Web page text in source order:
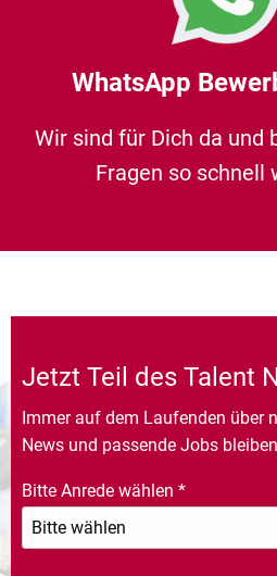
WhatsApp
Wir sind für Dich da und
Fragen so schnell
Jetzt Teil des Talent
Immer auf dem Laufenden über
News und passende Jobs
Bitte Anrede wählen *